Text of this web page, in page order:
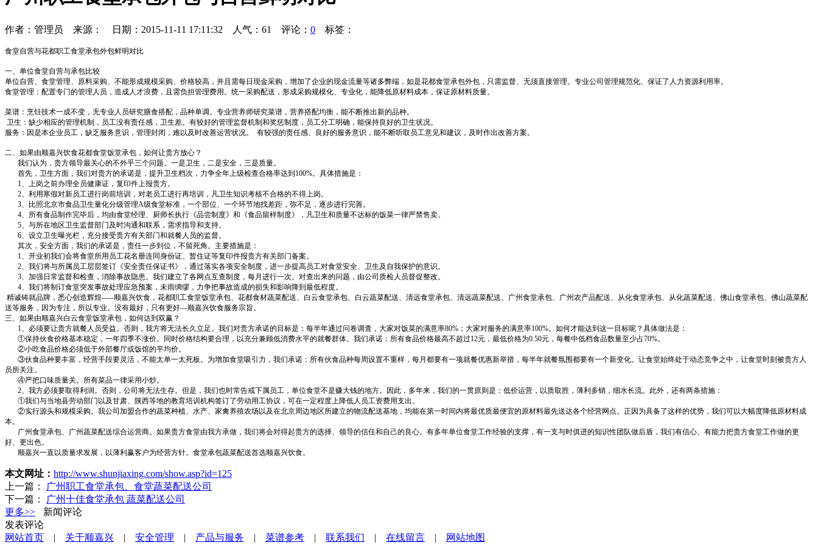
作者：管理员 来源： 日期：2015-11-11 17:11:32 人气： 61 评论： 0 标签：
食堂自营与花都职工食堂承包外包鲜明对比
一、单位食堂自营与承包比较
单位自营、食堂管理、原料采购、不能形成规模采购、价格较高，并且需每日现金采购，增加了企业的现金流量等诸多弊端，如是花都食堂承包外包，只需监督、无须直接管理。专业公司管理规范化、保证了人力资源利用率。
食堂管理： 配置专门的管理人员，造成人才浪费，且需负担管理费用。统一采购配送，形成采购规模化、专业化，能降低原材料成本，保证原材料质量。
菜谱： 烹饪技术一成不变，无专业人员研究膳食搭配，品种单调。 专业营养师研究菜谱，营养搭配均衡，能不断推出新的品种。
卫生：缺少相应的管理机制，员工没有责任感，卫生差。 有较好的管理监督机制和奖惩制度，员工分工明确，能保持良好的卫生状况。
服务： 因是本企业员工，缺乏服务意识，管理封闭，难以及时改善运营状况。 有较强的责任感、良好的服务意识，能不断听取员工意见和建议，及时作出改善方案。
二、如果由顺嘉兴饮食花都食堂饭堂承包，如何让贵方放心？
我们认为，贵方领导最关心的不外乎三个问题。一是卫生，二是安全，三是质量。
首先，卫生方面，我们对贵方的承诺是，提升卫生档次，力争全年上级检查合格率达到100%。具体措施是：
1、上岗之前办理全员健康证，复印件上报贵方。
2、利用寒假对新员工进行岗前培训，对老员工进行再培训，凡卫生知识考核不合格的不得上岗。
3、比照北京市食品卫生量化分级管理A级食堂标准，一个部位、一个环节地找差距，弥不足，逐步进行完善。
4、所有食品制作完毕后，均由食堂经理、厨师长执行《品尝制度》和《食品留样制度》，凡卫生和质量不达标的饭菜一律严禁售卖。
5、与所在地区卫生监督部门及时沟通和联系，需求指导和支持。
6、设立卫生曝光栏，充分接受贵方有关部门和就餐人员的监督。
其次，安全方面，我们的承诺是，责任一步到位，不留死角。主要措施是：
1、开业初我们会将食堂所用员工花名册连同身份证、暂住证等复印件报贵方有关部门备案。
2、我们将与所属员工层层签订《安全责任保证书》，通过落实各项安全制度，进一步提高员工对食堂安全、卫生及自我保护的意识。
3、加强日常监督和检查，消除事故隐患。我们建立了各网点互查制度，每月进行一次。对查出来的问题，由公司质检人员督促整改。
4、我们将制订食堂突发事故处理应急预案，未雨绸缪， 力争把事故造成的损失和影响降到最低程度。
精诚铸就品牌，悉心创造辉煌-----顺嘉兴饮食，花都职工食堂饭堂承包、花都食材蔬菜配送、白云食堂承包、白云蔬菜配送、清远食堂承包、清远蔬菜配送、广州食堂承包、广州农产品配送、从化食堂承包、从化蔬菜配送、佛山食堂承包、佛山蔬菜配
送等服务，因为专注，所以专业。没有最好，只有更好—顺嘉兴饮食服务宗旨。
三、如果由顺嘉兴白云食堂饭堂承包，如何达到双赢？
1、必须要让贵方就餐人员受益。否则，我方将无法长久立足。我们对贵方承诺的目标是：每半年通过问卷调查，大家对饭菜的满意率80% ；大家对服务的满意率100%。如何才能达到这一目标呢？具体做法是：
①保持伙食价格基本稳定，一年四季不涨价。同时价格结构要合理，以充分兼顾低消费水平的就餐群体。我们承诺：所有食品价格最高不超过12元，最低价格为0.50元，每餐中低档食品数量至少占70%。
②小吃食品价格必须低于外部餐厅或饭馆的平均价。
③伙食品种要丰富，经营手段要灵活，不能太单一太死板。为增加食堂吸引力，我们承诺：所有伙食品种每周设置不重样，每月都要有一项就餐优惠新举措，每半年就餐氛围都要有一个新变化。让食堂始终处于动态竞争之中，让食堂时刻被贵方人
员所关注。
④严把口味质量关。所有菜品一律采用小炒。
2、我方必须要取得利润。否则，公司将无法生存。但是，我们也时常告戒下属员工，单位食堂不是赚大钱的地方。因此，多年来，我们的一贯原则是：低价运营，以质取胜，薄利多销，细水长流。此外，还有两条措施：
①我们与当地县劳动部门以及甘肃、陕西等地的教育培训机构签订了劳动用工协议，可在一定程度上降低人员工资费用支出。
②实行源头和规模采购。我公司加盟合作的蔬菜种植、水产、家禽养殖农场以及在北京周边地区所建立的物流配送基地，均能在第一时间内将最优质最便宜的原材料最先送达各个经营网点。正因为具备了这样的优势，我们可以大幅度降低原材料成
本。
广州食堂承包、广州蔬菜配送综合运营商。如果贵方食堂由我方承做，我们将会对得起贵方的选择、领导的信任和自己的良心。有多年单位食堂工作经验的支撑，有一支与时俱进的知识性团队做后盾，我们有信心、有能力把贵方食堂工作做的更
好、更出色。
顺嘉兴一直以质量求发展，以薄利赢客户为经营方针。食堂承包蔬菜配送首选顺嘉兴饮食。
本文网址： http://www.shunjiaxing.com/show.asp?id=125
上一篇：
广州职工食堂承包、食堂蔬菜配送公司
下一篇：
广州十佳食堂承包 蔬菜配送公司
更多>>
新闻评论
发表评论
网站首页 | 关于顺嘉兴 | 安全管理 | 产品与服务 | 菜谱参考 | 联系我们 | 在线留言 | 网站地图